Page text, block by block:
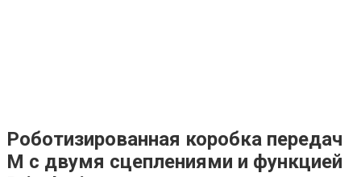
Роботизированная коробка передач
M с двумя сцеплениями и функцией